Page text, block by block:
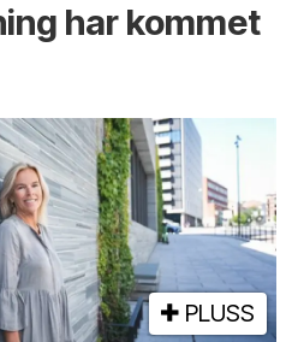
har kommet
PLUSS